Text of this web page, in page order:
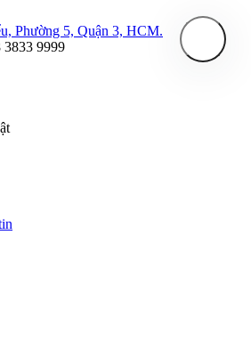
Phường 5, Quận 3, HCM.
3833 9999